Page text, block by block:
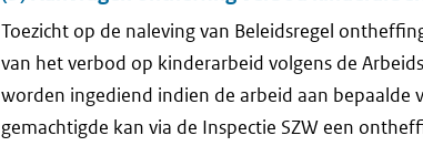
Toezicht op de naleving van Beleidsregel
van het verbod op kinderarbeid volgens de
worden ingediend indien de arbeid aan bepaalde
gemachtigde kan via de Inspectie SZW een